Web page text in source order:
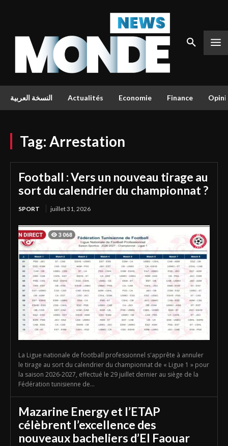
النسخة العربية Actualités Economie Finance
Tag: Arrestation
Football : Vers un nouveau tirage au
sort du calendrier du championnat ?
SPORT juillet 31, 2026
La Ligue nationale de football professionnel s'apprête à annuler
le tirage au sort du calendrier du championnat de « Ligue 1 » pour
la saison 2026-2027, effectué le 29 juillet dernier au siège de la
Fédération tunisienne de...
Mazarine Energy et l’ETAP
célèbrent l’excellence des
nouveaux bacheliers d’El Faouar